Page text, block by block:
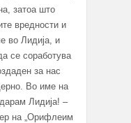
затоа што
вредности и
во Лидија, и
се соработува
за нас
Во име на
Лидија! –
на „Орифлеим